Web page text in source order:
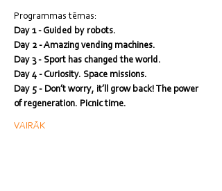
Programmas tēmas:
Day 1 - Guided by robots.
Day 2 - Amazing vending machines.
Day 3 - Sport has changed the world.
Day 4 - Curiosity. Space missions.
Day 5 - Don’t worry, it’ll grow back! The power
of regeneration. Picnic time.
VAIRĀK